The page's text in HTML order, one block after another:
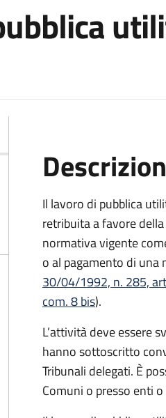
Il lavoro di pubblica
retribuita a favore
normativa vigente
o al pagamento di una
30/04/1992, n. 285,
com. 8 bis).
L’attività deve essere
hanno sottoscritto
Tribunali delegati. È
Comuni o presso enti